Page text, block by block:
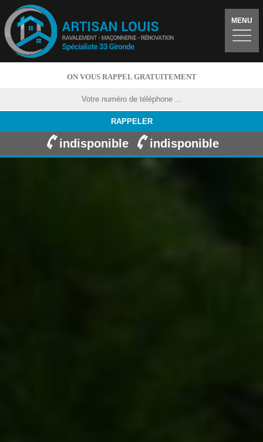
MENU
ON VOUS RAPPEL GRATUITEMENT
indisponible indisponible